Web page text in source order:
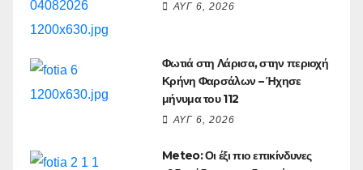
ΑΥΓ 6, 2026
Φωτιά στη Λάρισα, στην περιοχή
Κρήνη Φαρσάλων – Ήχησε
μήνυμα του 112
ΑΥΓ 6, 2026
Meteo: Οι έξι πιο επικίνδυνες